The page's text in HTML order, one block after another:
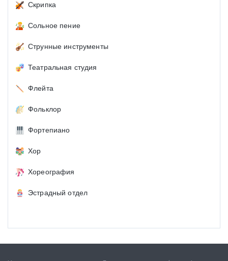
Скрипка
Сольное пение
Струнные инструменты
Театральная студия
Флейта
Фольклор
Фортепиано
Хор
Хореография
Эстрадный отдел